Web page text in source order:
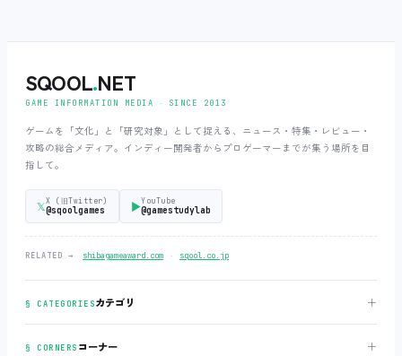
SQOOL.NET
GAME INFORMATION MEDIA ‧ SINCE 2013
ゲームを「文化」と「研究対象」として捉える、ニュース・特集・レビュー・
攻略の総合メディア。インディー開発者からプロゲーマーまでが集う場所を目
指して。
𝕏X (旧Twitter)
@sqoolgames ▶YouTube
@gamestudylab
RELATED → shibagameaward.com ‧ sqool.co.jp
§ CATEGORIESカテゴリ ＋
§ CORNERS コーナー ＋